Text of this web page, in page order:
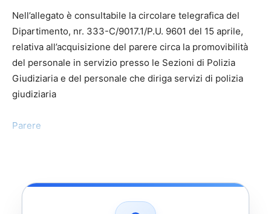
Nell’allegato è consultabile la circolare telegrafica del
Dipartimento, nr. 333-C/9017.1/P.U. 9601 del 15 aprile,
relativa all’acquisizione del parere circa la promovibilità
del personale in servizio presso le Sezioni di Polizia
Giudiziaria e del personale che diriga servizi di polizia
giudiziaria
Parere